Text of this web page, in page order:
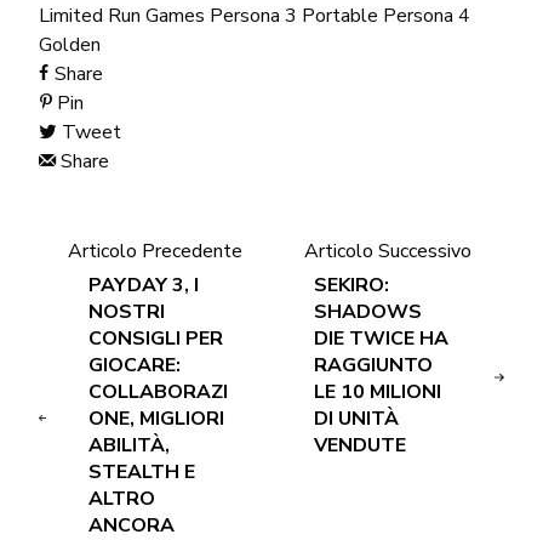
Limited Run Games Persona 3 Portable Persona 4
Golden
Share
Pin
Tweet
Share
Articolo Precedente
PAYDAY 3, I
NOSTRI
CONSIGLI PER
GIOCARE:
COLLABORAZI
ONE, MIGLIORI
ABILITÀ,
STEALTH E
ALTRO
ANCORA
Articolo Successivo
SEKIRO:
SHADOWS
DIE TWICE HA
RAGGIUNTO
LE 10 MILIONI
DI UNITÀ
VENDUTE